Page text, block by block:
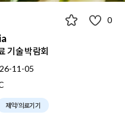
0
기술 박람회
11-05
제약/의료기기